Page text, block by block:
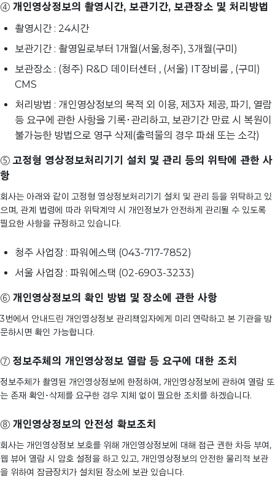
④ 개인영상정보의 촬영시간, 보관기간, 보관장소 및 처리방법
촬영시간 : 24시간
보관기간 : 촬영일로부터 1개월(서울,청주), 3개월(구미)
보관장소 : (청주) R&D 데이터센터 , (서울) IT장비룸 , (구미)
CMS
처리방법 : 개인영상정보의 목적 외 이용, 제3자 제공, 파기, 열람
등 요구에 관한 사항을 기록･관리하고, 보관기간 만료 시 복원이
불가능한 방법으로 영구 삭제(출력물의 경우 파쇄 또는 소각)
⑤ 고정형 영상정보처리기기 설치 및 관리 등의 위탁에 관한 사
항
회사는 아래와 같이 고정형 영상정보처리기기 설치 및 관리 등을 위탁하고 있
으며, 관계 법령에 따라 위탁계약 시 개인정보가 안전하게 관리될 수 있도록
필요한 사항을 규정하고 있습니다.
청주 사업장 : 파워에스택 (043-717-7852)
서울 사업장 : 파워에스택 (02-6903-3233)
⑥ 개인영상정보의 확인 방법 및 장소에 관한 사항
3번에서 안내드린 개인영상정보 관리책임자에게 미리 연락하고 본 기관을 방
문하시면 확인 가능합니다.
⑦ 정보주체의 개인영상정보 열람 등 요구에 대한 조치
정보주체가 촬영된 개인영상정보에 한정하여, 개인영상정보에 관하여 열람 또
는 존재 확인･삭제를 요구한 경우 지체 없이 필요한 조치를 하겠습니다.
⑧ 개인영상정보의 안전성 확보조치
회사는 개인영상정보 보호를 위해 개인영상정보에 대해 접근 권한 차등 부여,
웹 뷰어 열람 시 암호 설정을 하고 있고, 개인영상정보의 안전한 물리적 보관
을 위하여 잠금장치가 설치된 장소에 보관 있습니다.